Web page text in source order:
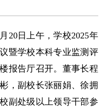
20日上午，学校2025年
暨学校本科专业监测评
报告厅召开。董事长程
，副校长张丽娟、徐拥
副处级以上领导干部参